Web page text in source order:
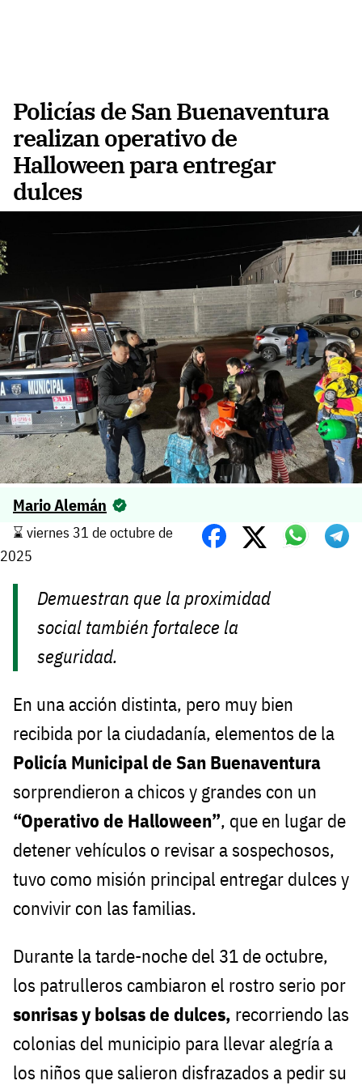
Policías de San Buenaventura
realizan operativo de
Halloween para entregar
dulces
Mario Alemán
⌛️ viernes 31 de octubre de
2025
Demuestran que la proximidad
social también fortalece la
seguridad.
En una acción distinta, pero muy bien
recibida por la ciudadanía, elementos de la
Policía Municipal de San Buenaventura
sorprendieron a chicos y grandes con un
“Operativo de Halloween”, que en lugar de
detener vehículos o revisar a sospechosos,
tuvo como misión principal entregar dulces y
convivir con las familias.
Durante la tarde-noche del 31 de octubre,
los patrulleros cambiaron el rostro serio por
sonrisas y bolsas de dulces, recorriendo las
colonias del municipio para llevar alegría a
los niños que salieron disfrazados a pedir su